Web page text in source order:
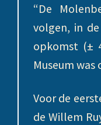
“De
volgen, in
opkomst (±
Museum
Voor de
de Willem